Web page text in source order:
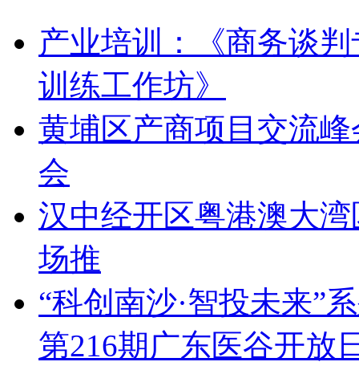
产业培训：《商务谈
训练工作坊》
黄埔区产商项目交流
会
汉中经开区粤港澳大
场推
“科创南沙·智投未来”
第216期广东医谷开放